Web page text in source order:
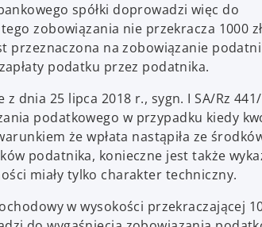
spółki doprowadzi więc do
zobowiązania nie przekracza 1000
przeznaczona na zobowiązanie
podatku przez podatnika.
dnia 25 lipca 2018 r., sygn. I SA/Rz
podatkowego w przypadku kiedy
że wpłata nastąpiła ze
podatnika, konieczne jest także
miały tylko charakter techniczny.
w wysokości przekraczającej